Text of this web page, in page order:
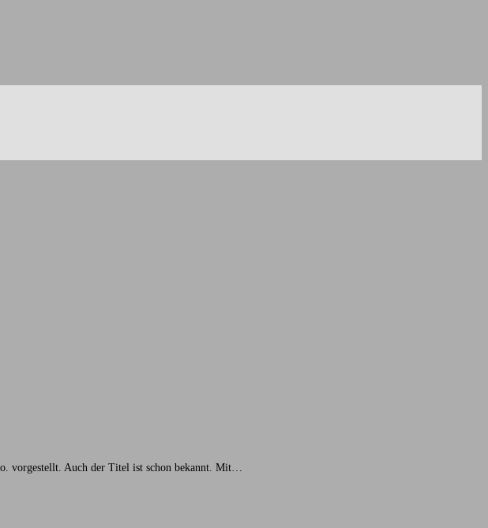
vorgestellt. Auch der Titel ist schon bekannt. Mit…